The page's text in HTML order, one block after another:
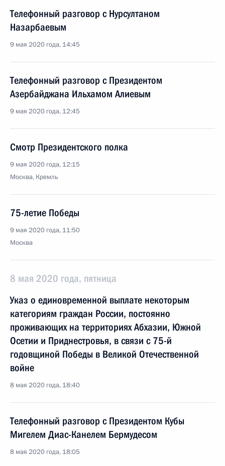
Телефонный разговор с Нурсултаном
Назарбаевым
9 мая 2020 года, 14:45
Телефонный разговор с Президентом
Азербайджана Ильхамом Алиевым
9 мая 2020 года, 12:45
Смотр Президентского полка
9 мая 2020 года, 12:15
Москва, Кремль
75-летие Победы
9 мая 2020 года, 11:50
Москва
8 мая 2020 года, пятница
Указ о единовременной выплате некоторым
категориям граждан России, постоянно
проживающих на территориях Абхазии, Южной
Осетии и Приднестровья, в связи с 75-й
годовщиной Победы в Великой Отечественной
войне
8 мая 2020 года, 18:40
Телефонный разговор с Президентом Кубы
Мигелем Диас-Канелем Бермудесом
8 мая 2020 года, 18:05